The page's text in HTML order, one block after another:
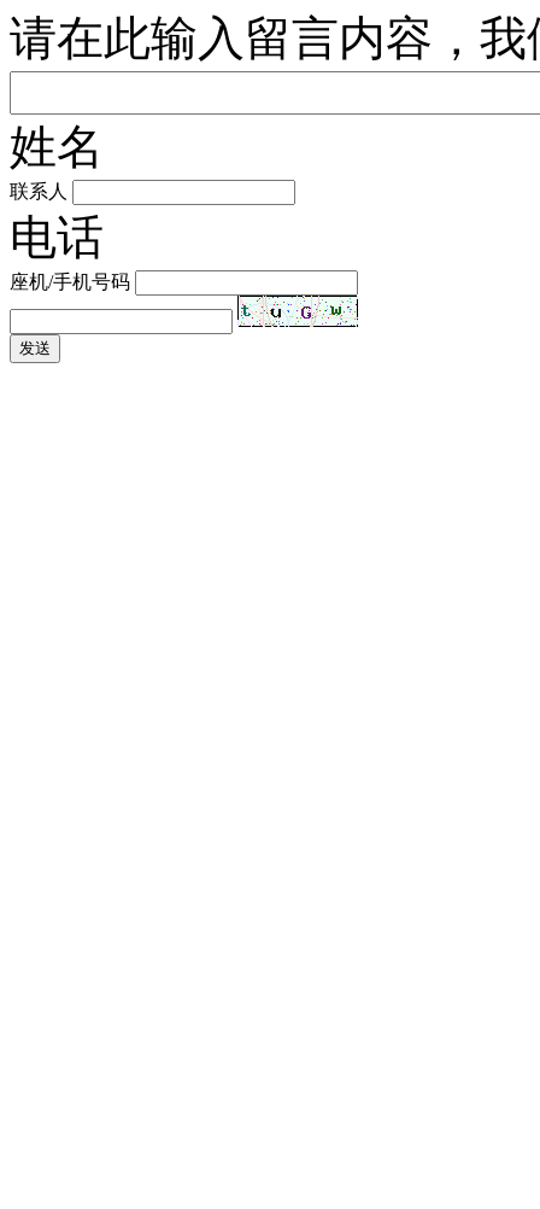
请在此输入留言内容，
姓名
联系人
电话
座机/手机号码